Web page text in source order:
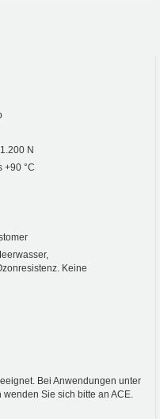
N
+90 °C
Keine
Bei Anwendungen unter
Sie sich bitte an ACE.